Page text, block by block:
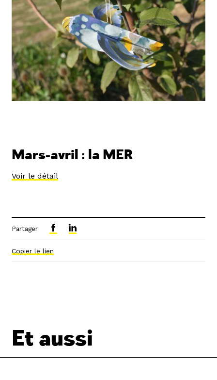
Mars-avril : la MER
Voir le détail
Partager
Copier le lien
Et aussi